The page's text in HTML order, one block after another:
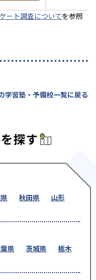
ート調査についてを参照
学習塾・予備校一覧に戻る
秋田県
山形
県 茨城県
栃木